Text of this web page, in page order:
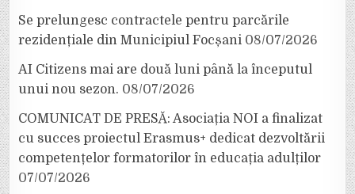
Se prelungesc contractele pentru parcările
rezidențiale din Municipiul Focșani 08/07/2026
AI Citizens mai are două luni până la începutul
unui nou sezon. 08/07/2026
COMUNICAT DE PRESĂ: Asociația NOI a finalizat
cu succes proiectul Erasmus+ dedicat dezvoltării
competențelor formatorilor în educația adulților
07/07/2026